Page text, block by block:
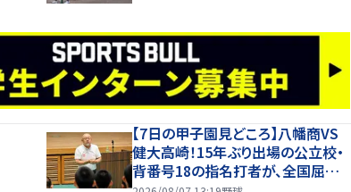
【7日の甲子園見どころ】八幡商VS
健大高崎！15年ぶり出場の公立校・
背番号18の指名打者が、全国屈指